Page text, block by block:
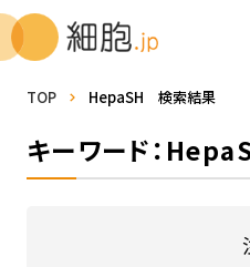
TOP HepaSH 検索結果
キーワード：